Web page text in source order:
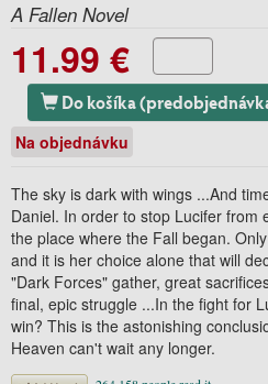
A Fallen Novel
11.99 €
Do košíka
Na objednávku
The sky is dark with wings ...And
Daniel. In order to stop Lucifer from
the place where the Fall began.
and it is her choice alone that will
"Dark Forces" gather, great
final, epic struggle ...In the fight for
win? This is the astonishing
Heaven can't wait any longer.